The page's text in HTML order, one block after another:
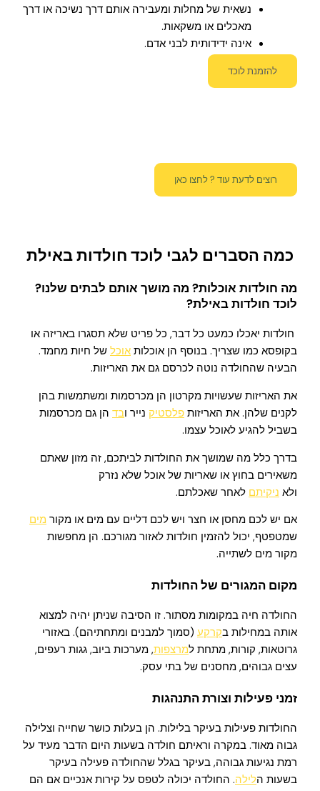
נשאית של מחלות ומעבירה אותם דרך נשיכה או דרך
מאכלים או משקאות.
אינה ידידותית לבני אדם.
להזמנת לוכד
רוצים לדעת עוד ? לחצו כאן
כמה הסברים לגבי לוכד חולדות באילת
מה חולדות אוכלות? מה מושך אותם לבתים שלנו?
לוכד חולדות באילת?
חולדות יאכלו כמעט כל דבר, כל פריט שלא תסגרו באריזה או
בקופסא כמו שצריך. בנוסף הן אוכלות אוכל של חיות מחמד.
הבעיה שהחולדה נוטה לכרסם גם את האריזות.
את האריזות שעשויות מקרטון הן מכרסמות ומשתמשות בהן
לקנים שלהן. את האריזות פלסטיק נייר ובד הן גם מכרסמות
בשביל להגיע לאוכל עצמו.
בדרך כלל מה שמושך את החולדות לביתכם, זה מזון שאתם
משאירים בחוץ או שאריות של אוכל שלא נזרק
ולא ניקיתם לאחר שאכלתם.
אם יש לכם מחסן או חצר ויש לכם דליים עם מים או מקור מים
שמטפטף, יכול להזמין חולדות לאזור מגורכם. הן מחפשות
מקור מים לשתייה.
מקום המגורים של החולדות
החולדה חיה במקומות מסתור. זו הסיבה שניתן יהיה למצוא
אותה במחילות בקרקע (סמוך למבנים ומתחתיהם). באזורי
גרוטאות, קורות, מתחת למרצפות, מערכות ביוב, גגות רעפים,
עצים גבוהים, מחסנים של בתי עסק.
זמני פעילות וצורת התנהגות
החולדות פעילות בעיקר בלילות. הן בעלות כושר שחייה וצלילה
גבוה מאוד. במקרה וראיתם חולדה בשעות היום הדבר מעיד על
רמת נגיעות גבוהה, בעיקר בגלל שהחולדה פעילה בעיקר
בשעות הלילה. החולדה יכולה לטפס על קירות אנכיים אם הם